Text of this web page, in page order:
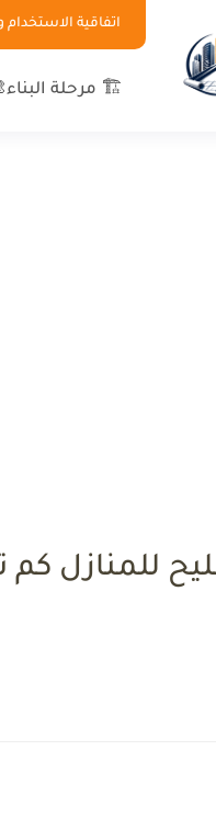
اتفاقية الاستخدام
🏗 مرحلة البناء
للمنازل